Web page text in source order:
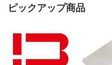
ピックアップ商品